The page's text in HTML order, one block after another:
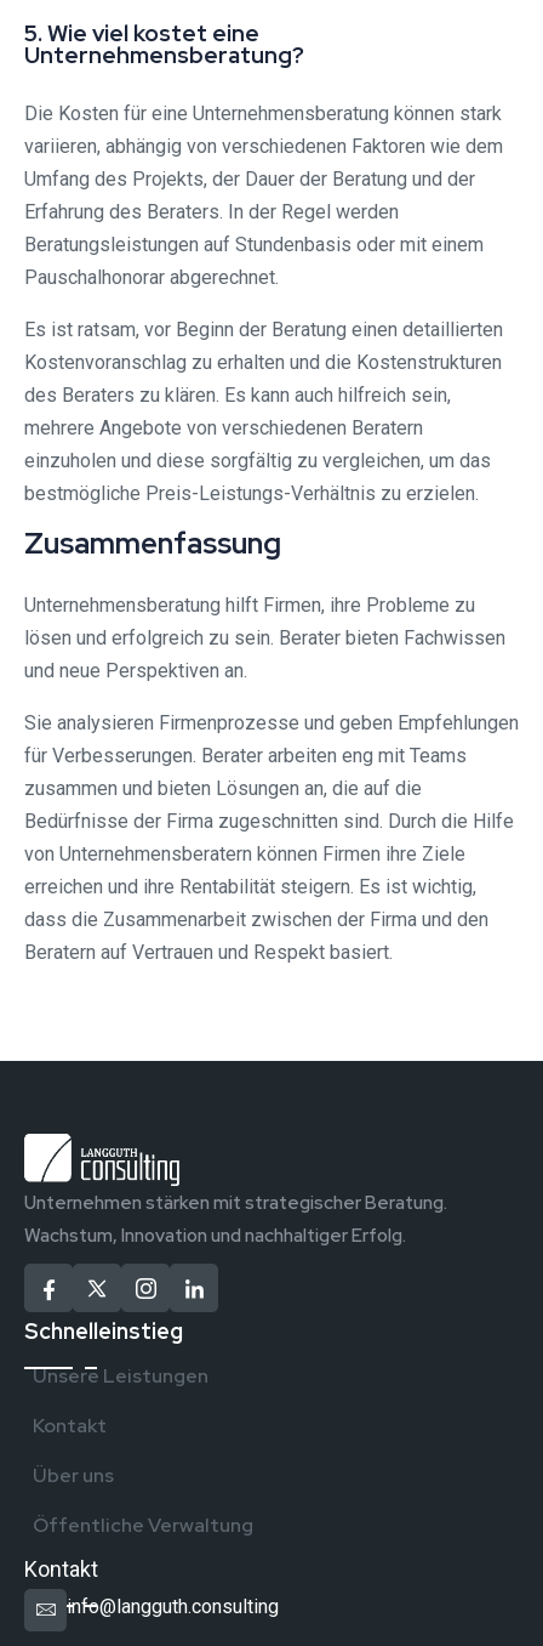
5. Wie viel kostet eine
Unternehmensberatung?
Die Kosten für eine Unternehmensberatung können stark
variieren, abhängig von verschiedenen Faktoren wie dem
Umfang des Projekts, der Dauer der Beratung und der
Erfahrung des Beraters. In der Regel werden
Beratungsleistungen auf Stundenbasis oder mit einem
Pauschalhonorar abgerechnet.
Es ist ratsam, vor Beginn der Beratung einen detaillierten
Kostenvoranschlag zu erhalten und die Kostenstrukturen
des Beraters zu klären. Es kann auch hilfreich sein,
mehrere Angebote von verschiedenen Beratern
einzuholen und diese sorgfältig zu vergleichen, um das
bestmögliche Preis-Leistungs-Verhältnis zu erzielen.
Zusammenfassung
Unternehmensberatung hilft Firmen, ihre Probleme zu
lösen und erfolgreich zu sein. Berater bieten Fachwissen
und neue Perspektiven an.
Sie analysieren Firmenprozesse und geben Empfehlungen
für Verbesserungen. Berater arbeiten eng mit Teams
zusammen und bieten Lösungen an, die auf die
Bedürfnisse der Firma zugeschnitten sind. Durch die Hilfe
von Unternehmensberatern können Firmen ihre Ziele
erreichen und ihre Rentabilität steigern. Es ist wichtig,
dass die Zusammenarbeit zwischen der Firma und den
Beratern auf Vertrauen und Respekt basiert.
Unternehmen stärken mit strategischer Beratung.
Wachstum, Innovation und nachhaltiger Erfolg.
Schnelleinstieg
Unsere Leistungen
Kontakt
Über uns
Öffentliche Verwaltung
Kontakt
info@langguth.consulting